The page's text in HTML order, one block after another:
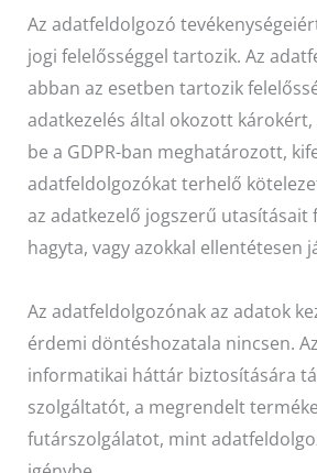
Az adatfeldolgozó
jogi felelősséggel tartozik. Az
abban az esetben tartozik
adatkezelés által okozott
be a GDPR-ban meghatározott,
adatfeldolgozókat terhelő
az adatkezelő jogszerű utasításait
hagyta, vagy azokkal ellentétesen
Az adatfeldolgozónak az adatok
érdemi döntéshozatala nincsen.
informatikai háttár biztosítására
szolgáltatót, a megrendelt
futárszolgálatot, mint